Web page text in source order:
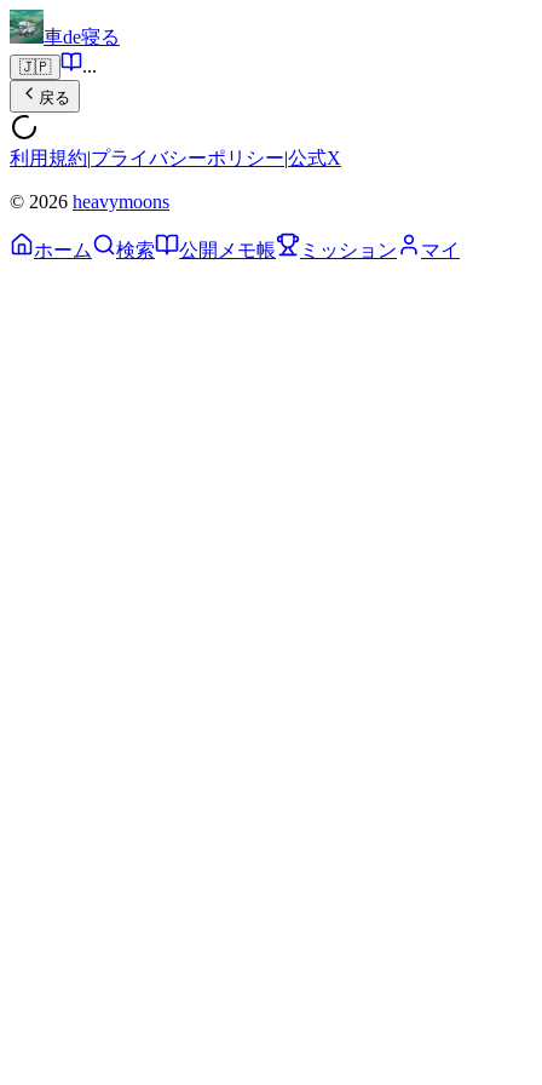
車de寝る
🇯🇵 ...
戻る
利用規約|プライバシーポリシー|公式X
© 2026 heavymoons
ホーム 検索 公開メモ帳 ミッション マイ